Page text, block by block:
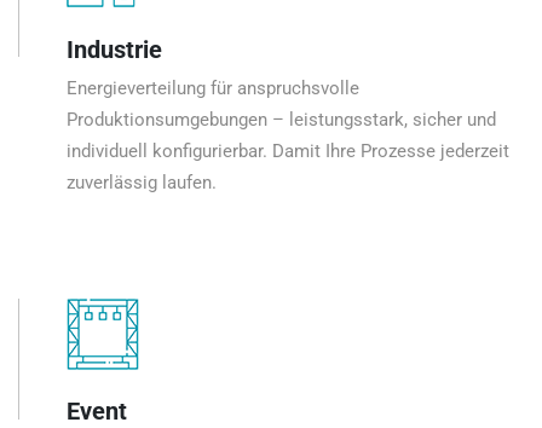
Industrie
Energieverteilung für anspruchsvolle
Produktionsumgebungen – leistungsstark, sicher und
individuell konfigurierbar. Damit Ihre Prozesse jederzeit
zuverlässig laufen.
Event